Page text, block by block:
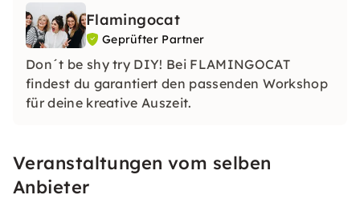
Flamingocat
Geprüfter Partner
Don´t be shy try DIY! Bei FLAMINGOCAT
findest du garantiert den passenden Workshop
für deine kreative Auszeit.
Veranstaltungen vom selben
Anbieter